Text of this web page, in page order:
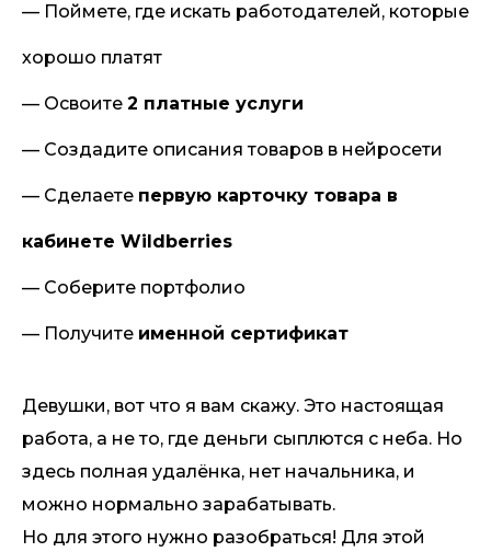
— Поймете, где искать работодателей, которые
хорошо платят
— Освоите 2 платные услуги
— Создадите описания товаров в нейросети
— Сделаете первую карточку товара в
кабинете Wildberries
— Соберите портфолио
— Получите именной сертификат
Девушки, вот что я вам скажу. Это настоящая
работа, а не то, где деньги сыплются с неба. Но
здесь полная удалёнка, нет начальника, и
можно нормально зарабатывать.
Но для этого нужно разобраться! Для этой